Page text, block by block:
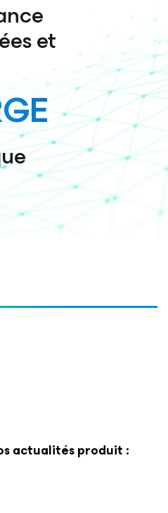
et
actualités produit :